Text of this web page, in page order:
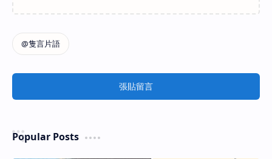
張貼留言
Popular Posts